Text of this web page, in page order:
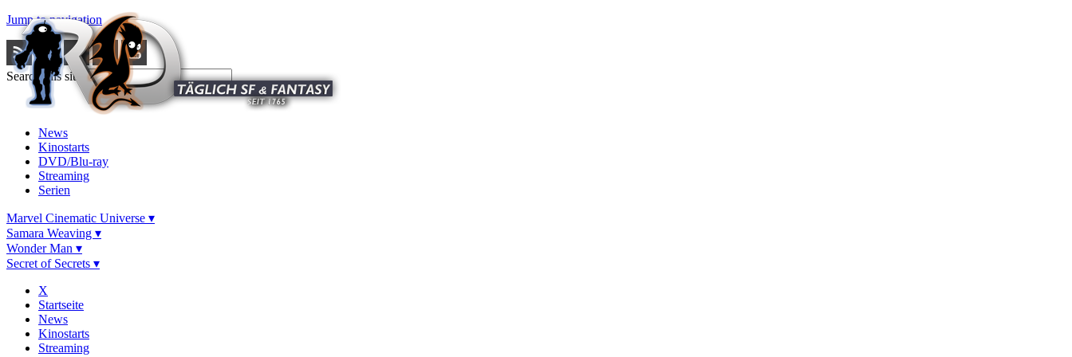
Jump to navigation
Search this site
News
Kinostarts
DVD/Blu-ray
Streaming
Serien
Marvel Cinematic Universe ▾
Samara Weaving ▾
Wonder Man ▾
Secret of Secrets ▾
X
Startseite
News
Kinostarts
Streaming